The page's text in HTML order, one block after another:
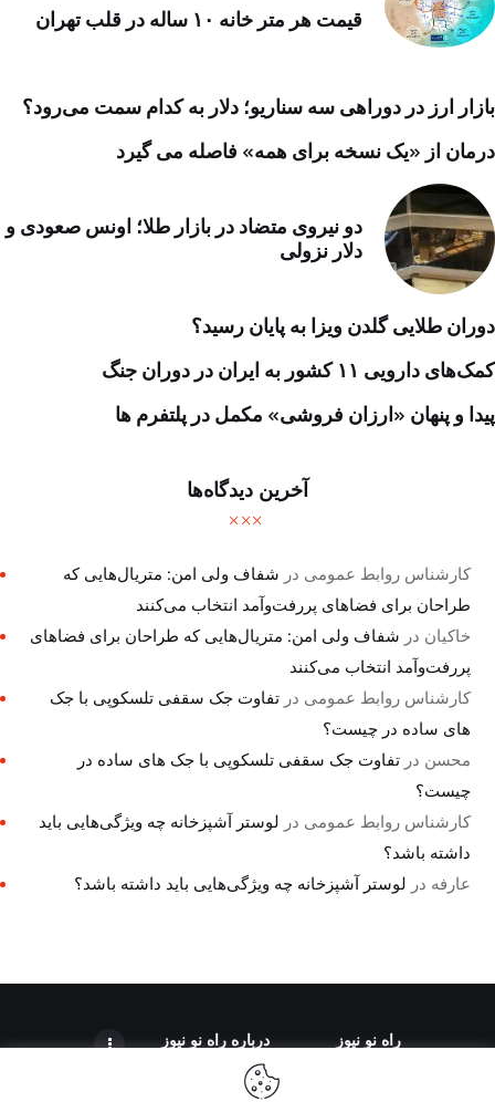
قیمت هر متر خانه ۱۰ ساله در قلب تهران
بازار ارز در دوراهی سه سناریو؛ دلار به کدام سمت می‌رود؟
درمان از «یک نسخه برای همه» فاصله می گیرد
دو نیروی متضاد در بازار طلا؛ اونس صعودی و
دلار نزولی
دوران طلایی گلدن ویزا به پایان رسید؟
کمک‌های دارویی ۱۱ کشور به ایران در دوران جنگ
پیدا و پنهان «ارزان فروشی» مکمل در پلتفرم ها
آخرین دیدگاه‌ها
کارشناس روابط عمومی در شفاف ولی امن: متریال‌هایی که
طراحان برای فضاهای پررفت‌وآمد انتخاب می‌کنند
خاکیان در شفاف ولی امن: متریال‌هایی که طراحان برای فضاهای
پررفت‌وآمد انتخاب می‌کنند
کارشناس روابط عمومی درتفاوت جک سقفی تلسکوپی با جک
های ساده در چیست؟
محسن درتفاوت جک سقفی تلسکوپی با جک های ساده در
چیست؟
کارشناس روابط عمومی در لوستر آشپزخانه چه ویژگی‌هایی باید
داشته باشد؟
عارفه در لوستر آشپزخانه چه ویژگی‌هایی باید داشته باشد؟
راه نو نیوز درباره راه‌ نو نیوز